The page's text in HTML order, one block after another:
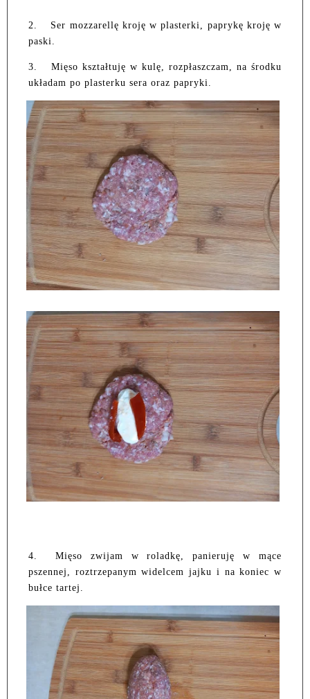
2.
Ser mozzarellę kroję w plasterki, paprykę kroję w
paski.
3.
Mięso kształtuję w kulę, rozpłaszczam, na środku
układam po plasterku sera oraz papryki.
4.
Mięso zwijam w roladkę, panieruję w mące
pszennej, roztrzepanym widelcem jajku i na koniec w
bułce tartej.